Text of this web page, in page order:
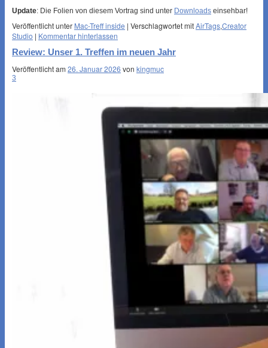
Update: Die Folien von diesem Vortrag sind unter Downloads einsehbar!
Veröffentlicht unter Mac-Treff inside | Verschlagwortet mitAirTags,Creator
Studio | Kommentar hinterlassen
Review: Unser 1. Treffen im neuen Jahr
Veröffentlicht am 26. Januar 2026 von kingmuc
3